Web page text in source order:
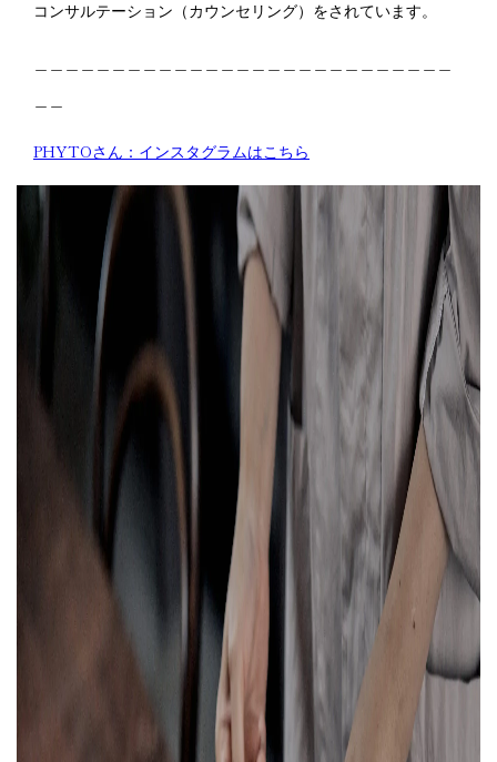
コンサルテーション（カウンセリング）をされています。
PHYTOさん：インスタグラムはこちら